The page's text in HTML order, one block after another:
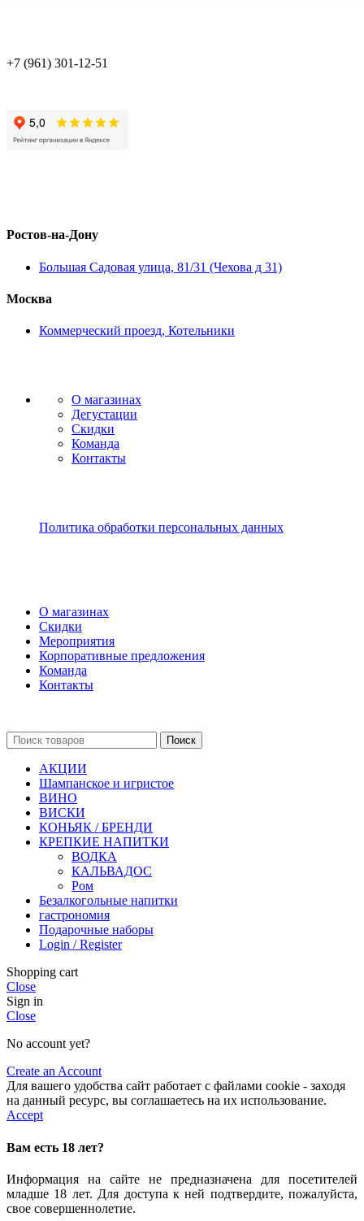
+7 (961) 301-12-51
Ростов-на-Дону
Большая Садовая улица, 81/31 (Чехова д 31)
Москва
Коммерческий проезд, Котельники
О магазинах
Дегустации
Скидки
Команда
Контакты
Политика обработки персональных данных
О магазинах
Скидки
Мероприятия
Корпоративные предложения
Команда
Контакты
Поиск
АКЦИИ
Шампанское и игристое
ВИНО
ВИСКИ
КОНЬЯК / БРЕНДИ
КРЕПКИЕ НАПИТКИ
ВОДКА
КАЛЬВАДОС
Ром
Безалкогольные напитки
гастрономия
Подарочные наборы
Login / Register
Shopping cart
Close
Sign in
Close
No account yet?
Create an Account
Для вашего удобства сайт работает с файлами cookie - заходя
на данный ресурс, вы соглашаетесь на их использование.
Accept
Вам есть 18 лет?
Информация на сайте не предназначена для посетителей
младше 18 лет. Для доступа к ней подтвердите, пожалуйста,
свое совершеннолетие.